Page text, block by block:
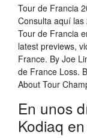
Tour de Francia
Consulta aquí
Tour de Francia
latest previews,
France. By Joe
de France Loss.
About Tour
En unos
Kodiaq